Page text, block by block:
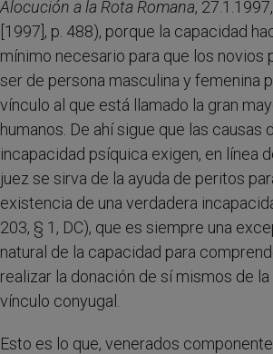
Alocución a la Rota Romana,
[1997], p. 488), porque la capacidad
mínimo necesario para que los novios
ser de persona masculina y femenina
vínculo al que está llamado la gran
humanos. De ahí sigue que las causas
incapacidad psíquica exigen, en línea
juez se sirva de la ayuda de peritos
existencia de una verdadera
203, § 1, DC), que es siempre una
natural de la capacidad para
realizar la donación de sí mismos de la
vínculo conyugal.
Esto es lo que, venerados